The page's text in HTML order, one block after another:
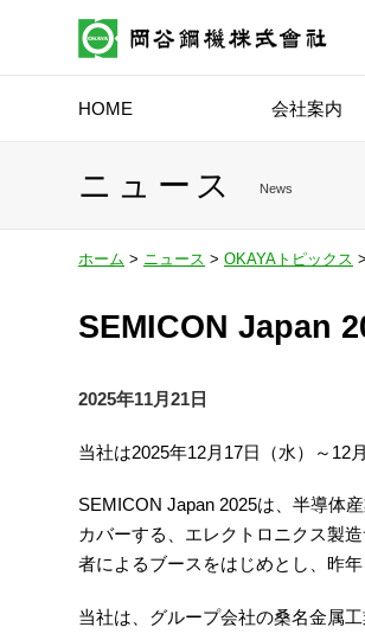
HOME 会社案内
ニュース News
ホーム > ニュース > OKAYAトピックス
SEMICON Japan
2025年11月21日
当社は2025年12月17日（水）～12
SEMICON Japan 2025は、半導体
カバーする、エレクトロニクス製
者によるブースをはじめとし、昨
当社は、グループ会社の桑名金属